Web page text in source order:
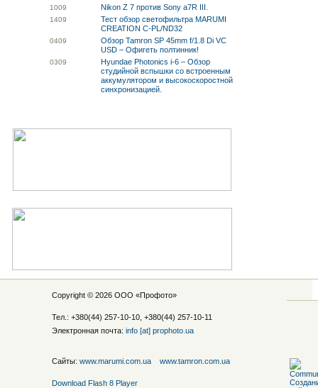
1009 Nikon Z 7 против Sony a7R III.
1409
Тест обзор светофильтра MARUMI
CREATION C-PL/ND32
0409
Обзор Tamron SP 45mm f/1.8 Di VC
USD – Офигеть полтинник!
0309
Hyundae Photonics i-6 – Обзор
студийной вспышки со встроенным
аккумулятором и высокоскоростной
синхронизацией.
Copyright © 2026 ООО «Профото»
Тел.: +380(44) 257-10-10, +380(44) 257-10-11
Электронная почта: info [at] prophoto.ua
Сайты: www.marumi.com.ua www.tamron.com.ua
Download Flash 8 Player